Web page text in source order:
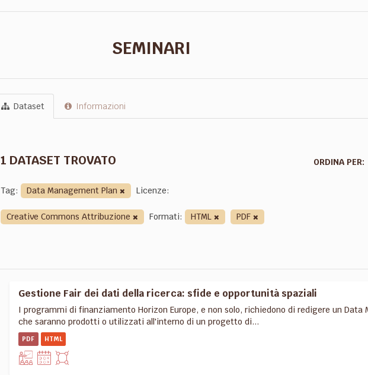
SEMINARI
Dataset Informazioni
ORDINA PER
1 DATASET TROVATO
Tag: Data Management Plan
Licenze:
Creative Commons Attribuzione
Formati: HTML PDF
Gestione Fair dei dati della ricerca: sfide e opportunità spaziali
I programmi di finanziamento Horizon Europe, e non solo, richiedono di redigere un Data
che saranno prodotti o utilizzati all'interno di un progetto di...
PDF HTML